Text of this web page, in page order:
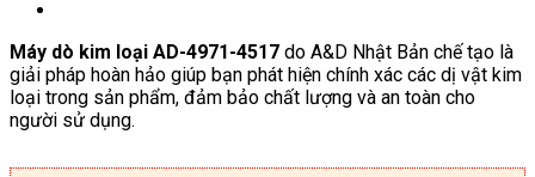
Máy dò kim loại AD-4971-4517 do A&D Nhật Bản chế tạo là
giải pháp hoàn hảo giúp bạn phát hiện chính xác các dị vật kim
loại trong sản phẩm, đảm bảo chất lượng và an toàn cho
người sử dụng.